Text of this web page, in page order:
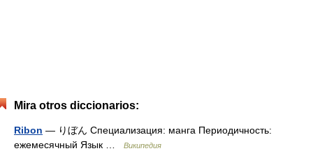
Mira otros diccionarios:
Ribon — りぼん Специализация: манга Периодичность:
ежемесячный Язык …
Википедия